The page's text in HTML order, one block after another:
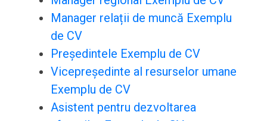
Manager relații de muncă Exemplu
de CV
Președintele Exemplu de CV
Vicepreședinte al resurselor umane
Exemplu de CV
Asistent pentru dezvoltarea